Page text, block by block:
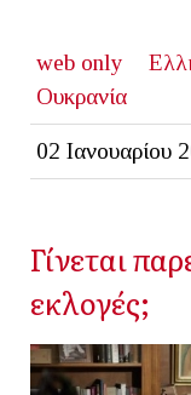
web only
Ουκρανία
02 Ιανουαρίου
Γίνεται
εκλογές;